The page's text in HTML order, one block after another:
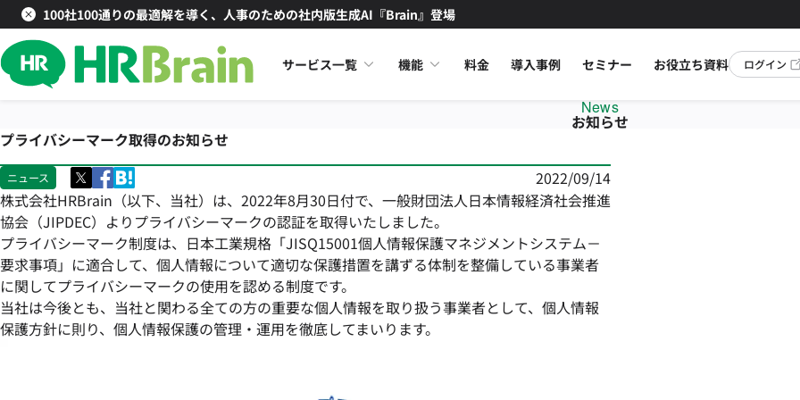
100社100通りの最適解を導く、人事のための社内版生成AI『Brain』登場
サービス一覧 機能 料金 導入事例 セミナー お役立ち資料 ログイン
News
お知らせ
プライバシーマーク取得のお知らせ
ニュース
2022/09/14
株式会社HRBrain（以下、当社）は、2022年8月30日付で、一般財団法人日本情報経済社会推進
協会（JIPDEC）よりプライバシーマークの認証を取得いたしました。
プライバシーマーク制度は、日本工業規格「JISQ15001個人情報保護マネジメントシステム－
要求事項」に適合して、個人情報について適切な保護措置を講ずる体制を整備している事業者
に関してプライバシーマークの使用を認める制度です。
当社は今後とも、当社と関わる全ての方の重要な個人情報を取り扱う事業者として、個人情報
保護方針に則り、個人情報保護の管理・運用を徹底してまいります。